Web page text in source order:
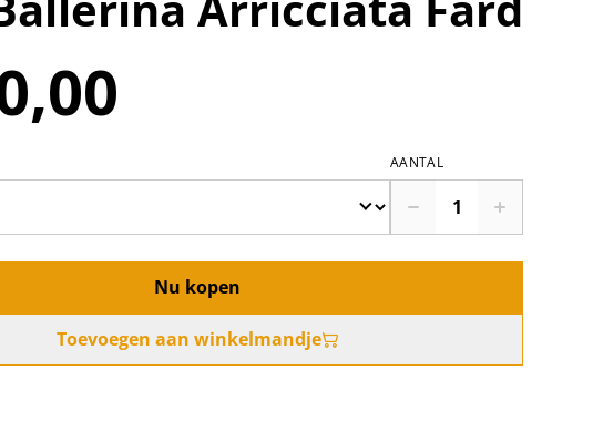
AANTAL
Nu kopen
Toevoegen aan winkelmandje